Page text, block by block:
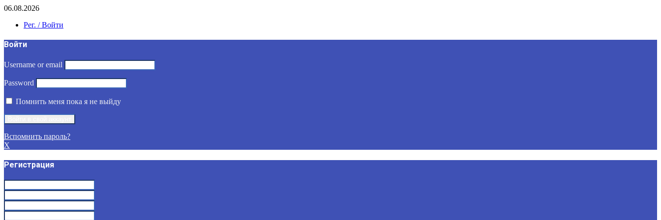
06.08.2026
Рег. / Войти
Войти
Username or email
Password
Помнить меня пока я не выйду
Вспомнить пароль?
X
Регистрация